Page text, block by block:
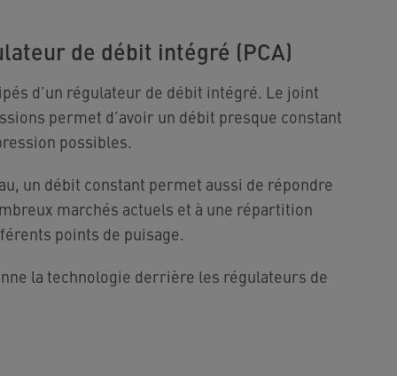
de débit intégré (PCA)
d’un régulateur de débit intégré. Le joint
permet d’avoir un débit presque constant
possibles.
un débit constant permet aussi de répondre
marchés actuels et à une répartition
points de puisage.
la technologie derrière les régulateurs de